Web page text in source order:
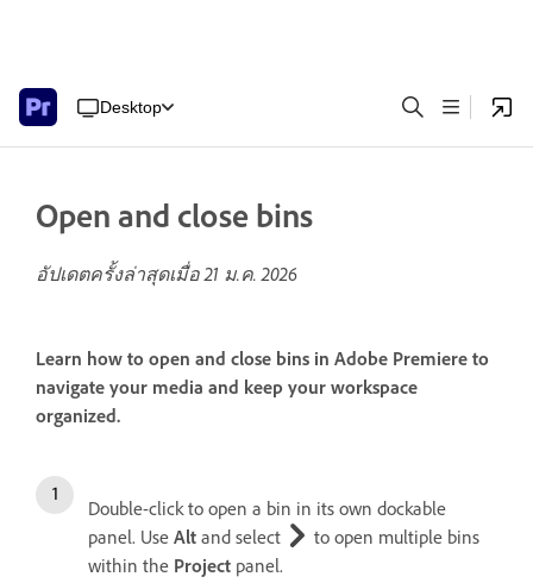
Desktop
Open and close bins
อัปเดตครั้งล่าสุดเมื่อ21 ม.ค. 2026
Learn how to open and close bins in Adobe Premiere to
navigate your media and keep your workspace
organized.
Double-click to open a bin in its own dockable
panel. Use Alt and select
to open multiple bins
within the Project panel.